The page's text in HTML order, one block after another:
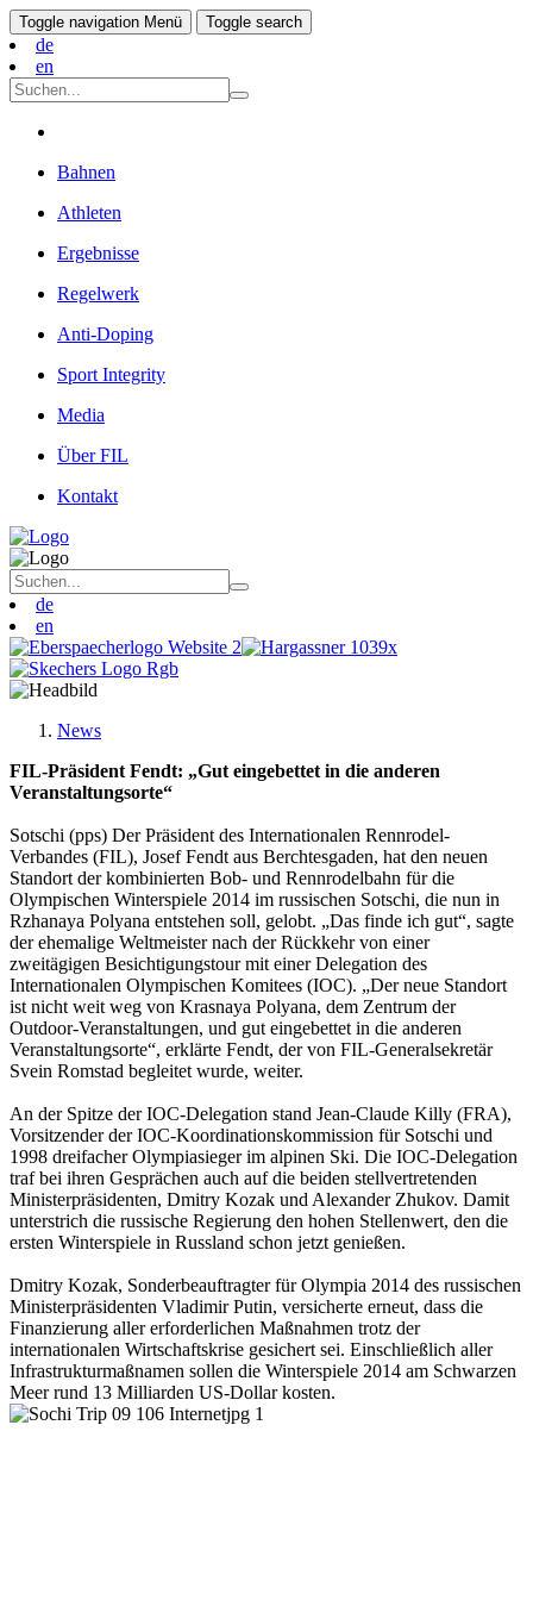
Toggle navigation Menü Toggle search
de
en
Bahnen
Athleten
Ergebnisse
Regelwerk
Anti-Doping
Sport Integrity
Media
Über FIL
Kontakt
de
en
News
FIL-Präsident Fendt: „Gut eingebettet in die anderen
Veranstaltungsorte“
Sotschi (pps) Der Präsident des Internationalen Rennrodel-
Verbandes (FIL), Josef Fendt aus Berchtesgaden, hat den neuen
Standort der kombinierten Bob- und Rennrodelbahn für die
Olympischen Winterspiele 2014 im russischen Sotschi, die nun in
Rzhanaya Polyana entstehen soll, gelobt. „Das finde ich gut“, sagte
der ehemalige Weltmeister nach der Rückkehr von einer
zweitägigen Besichtigungstour mit einer Delegation des
Internationalen Olympischen Komitees (IOC). „Der neue Standort
ist nicht weit weg von Krasnaya Polyana, dem Zentrum der
Outdoor-Veranstaltungen, und gut eingebettet in die anderen
Veranstaltungsorte“, erklärte Fendt, der von FIL-Generalsekretär
Svein Romstad begleitet wurde, weiter.
An der Spitze der IOC-Delegation stand Jean-Claude Killy (FRA),
Vorsitzender der IOC-Koordinationskommission für Sotschi und
1998 dreifacher Olympiasieger im alpinen Ski. Die IOC-Delegation
traf bei ihren Gesprächen auch auf die beiden stellvertretenden
Ministerpräsidenten, Dmitry Kozak und Alexander Zhukov. Damit
unterstrich die russische Regierung den hohen Stellenwert, den die
ersten Winterspiele in Russland schon jetzt genießen.
Dmitry Kozak, Sonderbeauftragter für Olympia 2014 des russischen
Ministerpräsidenten Vladimir Putin, versicherte erneut, dass die
Finanzierung aller erforderlichen Maßnahmen trotz der
internationalen Wirtschaftskrise gesichert sei. Einschließlich aller
Infrastrukturmaßnamen sollen die Winterspiele 2014 am Schwarzen
Meer rund 13 Milliarden US-Dollar kosten.